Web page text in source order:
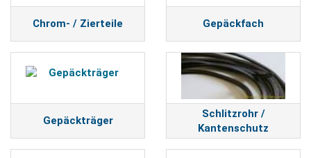
Chrom- / Zierteile Gepäckfach
Gepäckträger
Schlitzrohr /
Kantenschutz